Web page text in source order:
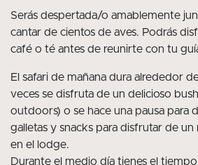
Serás despertada/o amablemente
cantar de cientos de aves. Podrás
café o té antes de reunirte con tu
El safari de mañana dura alrededor
veces se disfruta de un delicioso
outdoors) o se hace una pausa para
galletas y snacks para disfrutar de
en el lodge.
Durante el medio día tienes el